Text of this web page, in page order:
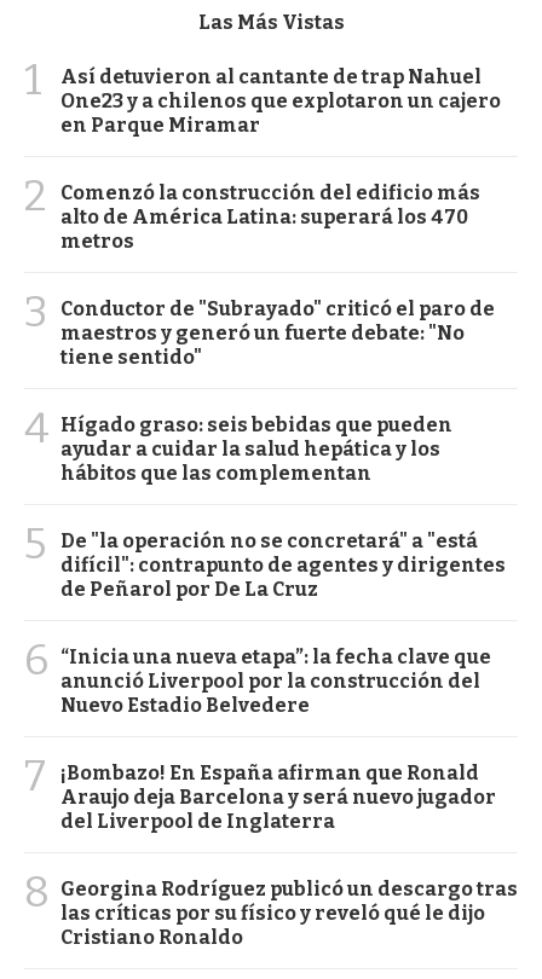
Las Más Vistas
1
Así detuvieron al cantante de trap Nahuel
One23 y a chilenos que explotaron un cajero
en Parque Miramar
2
Comenzó la construcción del edificio más
alto de América Latina: superará los 470
metros
3
Conductor de "Subrayado" criticó el paro de
maestros y generó un fuerte debate: "No
tiene sentido"
4 Hígado graso: seis bebidas que pueden
ayudar a cuidar la salud hepática y los
hábitos que las complementan
5
De "la operación no se concretará" a "está
difícil": contrapunto de agentes y dirigentes
de Peñarol por De La Cruz
6
“Inicia una nueva etapa”: la fecha clave que
anunció Liverpool por la construcción del
Nuevo Estadio Belvedere
7
¡Bombazo! En España afirman que Ronald
Araujo deja Barcelona y será nuevo jugador
del Liverpool de Inglaterra
8
Georgina Rodríguez publicó un descargo tras
las críticas por su físico y reveló qué le dijo
Cristiano Ronaldo